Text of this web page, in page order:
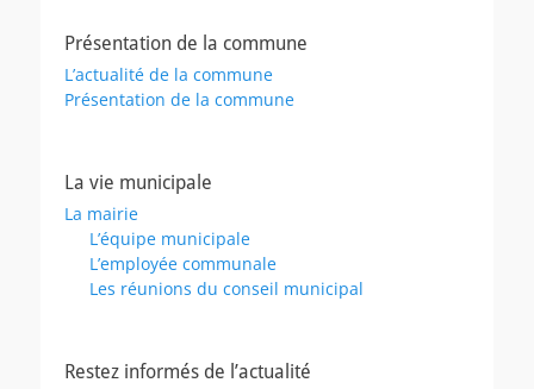
Présentation de la commune
L’actualité de la commune
Présentation de la commune
La vie municipale
La mairie
L’équipe municipale
L’employée communale
Les réunions du conseil municipal
Restez informés de l’actualité